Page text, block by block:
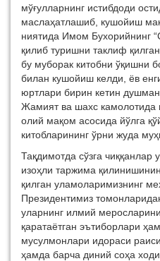
мўғулларнинг истибдоди
маслаҳатлашиб, кушойиш
ниятида Имом Бухорийнинг
қилиб туришни таклиф
бу муборак китобни ўқишни
билан кушойиш келди, ёв
юртлари бирин кетин
Жамият ва шахс камолотида
олий мақом асосида йўлга
китобларининг ўрни жуда
Тақдимотда сўзга чиққанлар
изоҳли таржима
қилган уламоларимизнинг
Президентимиз
уларнинг илмий
қаратаётган эътиборлари
мусулмонлари идораси
ҳамда барча диний соҳа